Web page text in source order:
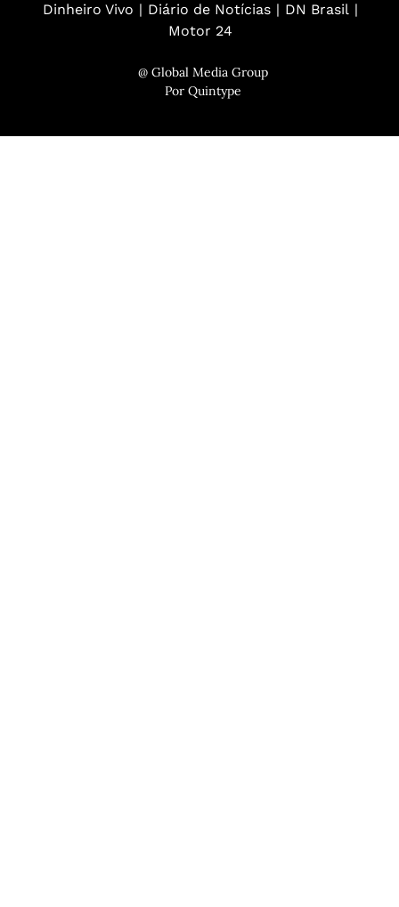
Dinheiro Vivo Diário de Notícias
DN Brasil
Motor 24
@ Global Media Group
PorQuintype